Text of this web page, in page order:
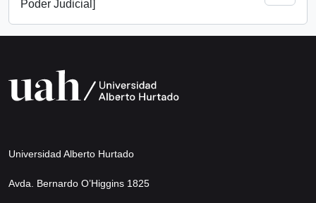
Poder Judicial]
Universidad Alberto Hurtado
Avda. Bernardo O’Higgins 1825